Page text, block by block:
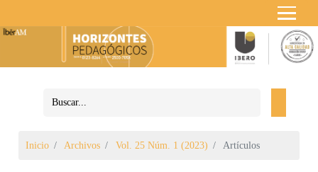
Inicio Archivos Vol. 25 Núm. 1 (2023) Artículos